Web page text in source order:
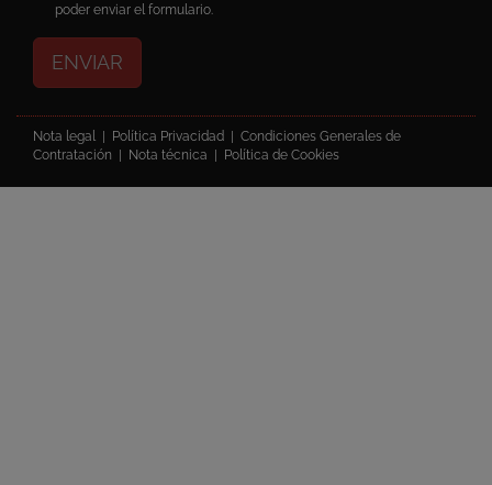
poder enviar el formulario.
ENVIAR
Nota legal Política Privacidad
Condiciones Generales de
Contratación
Nota técnica Política de Cookies